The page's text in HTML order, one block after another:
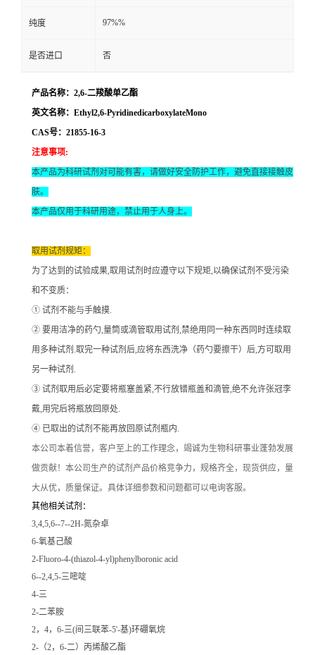
纯度 97%%
是否进口 否
产品名称：2,6-二羧酸单乙酯
英文名称：Ethyl2,6-PyridinedicarboxylateMono
CAS号：21855-16-3
注意事项:
本产品为科研试剂对可能有害，请做好安全防护工作，避免直接接触皮
肤。
本产品仅用于科研用途，禁止用于人身上。
取用试剂规矩：
为了达到的试验成果,取用试剂时应遵守以下规矩,以确保试剂不受污染
和不变质：
① 试剂不能与手触摸.
② 要用洁净的药勺,量筒或滴管取用试剂,禁绝用同一种东西同时连续取
用多种试剂.取完一种试剂后,应将东西洗净（药勺要擦干）后,方可取用
另一种试剂.
③ 试剂取用后必定要将瓶塞盖紧,不行放错瓶盖和滴管,绝不允许张冠李
戴,用完后将瓶放回原处.
④ 已取出的试剂不能再放回原试剂瓶内.
本公司本着信誉，客户至上的工作理念，竭诚为生物科研事业蓬勃发展
做贡献！本公司生产的试剂产品价格竞争力，规格齐全，现货供应，量
大从优，质量保证。具体详细参数和问题都可以电询客服。
其他相关试剂：
3,4,5,6--7--2H-氮杂卓
6-氧基己酸
2-Fluoro-4-(thiazol-4-yl)phenylboronic acid
6--2,4,5-三嘧啶
4-三
2-二苯胺
2，4，6-三(间三联苯-5'-基)环硼氧烷
2-（2，6-二）丙烯酸乙酯